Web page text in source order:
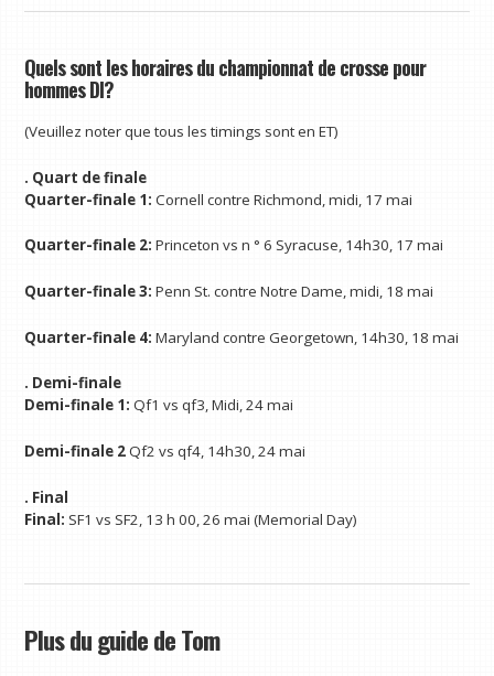
Quels sont les horaires du championnat de crosse pour
hommes DI?
(Veuillez noter que tous les timings sont en ET)
. Quart de finale
Quarter-finale 1: Cornell contre Richmond, midi, 17 mai
Quarter-finale 2:Princeton vs n ° 6 Syracuse, 14h30, 17 mai
Quarter-finale 3:Penn St. contre Notre Dame, midi, 18 mai
Quarter-finale 4:Maryland contre Georgetown, 14h30, 18 mai
. Demi-finale
Demi-finale 1:Qf1 vs qf3,Midi, 24 mai
Demi-finale 2Qf2 vs qf4, 14h30, 24 mai
. Final
Final:SF1 vs SF2, 13 h 00, 26 mai (Memorial Day)
Plus du guide de Tom